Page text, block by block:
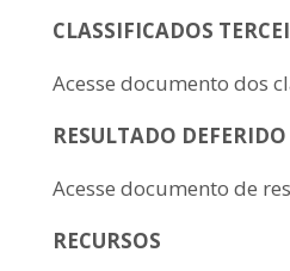
CLASSIFICADOS
Acesse documento dos
RESULTADO
Acesse documento de
RECURSOS